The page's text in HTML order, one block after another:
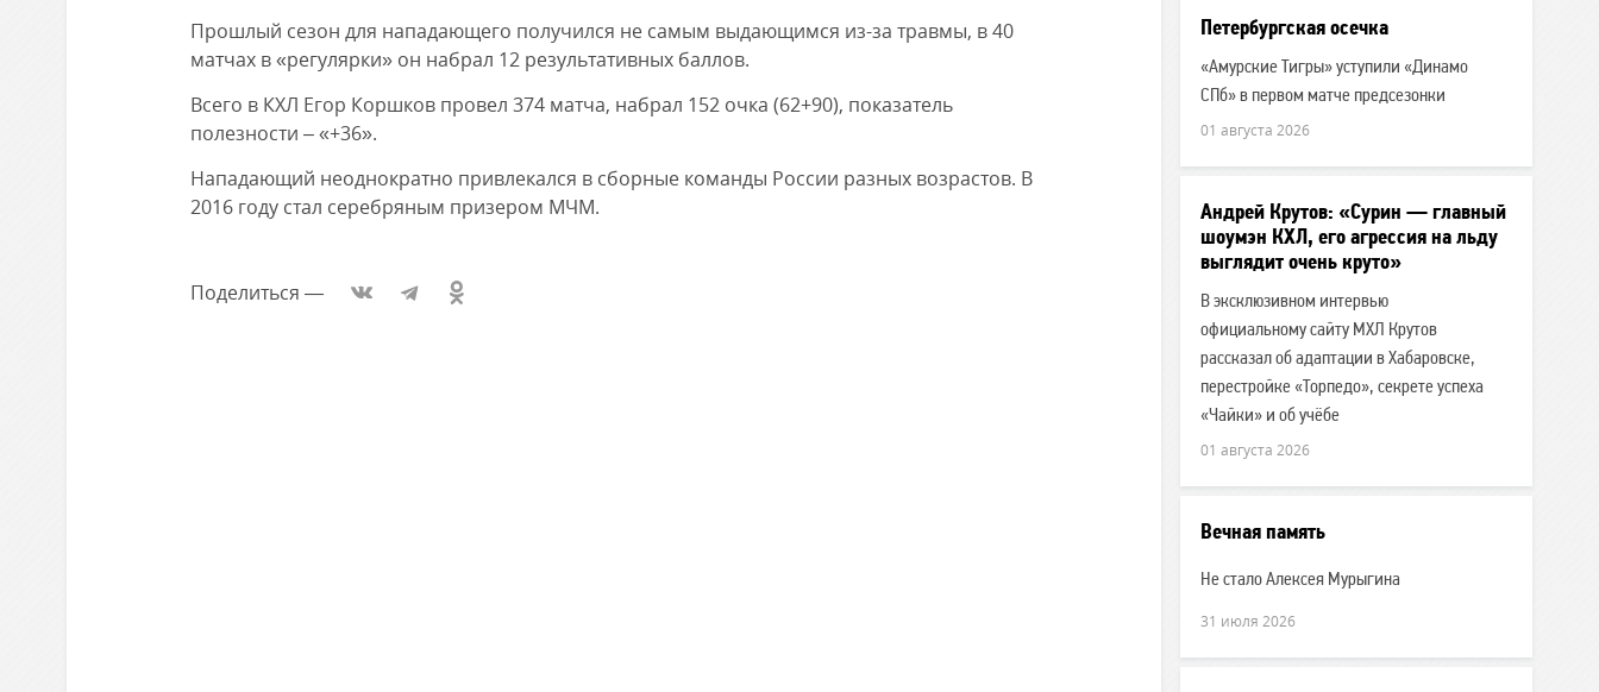
Прошлый сезон для нападающего получился не самым выдающимся из-за травмы, в 40
матчах в «регулярки» он набрал 12 результативных баллов.
Всего в КХЛ Егор Коршков провел 374 матча, набрал 152 очка (62+90), показатель
полезности – «+36».
Нападающий неоднократно привлекался в сборные команды России разных возрастов. В
2016 году стал серебряным призером МЧМ.
Поделиться —
Петербургская осечка
«Амурские Тигры» уступили «Динамо
СПб» в первом матче предсезонки
01 августа 2026
Андрей Крутов: «Сурин — главный
шоумэн КХЛ, его агрессия на льду
выглядит очень круто»
В эксклюзивном интервью
официальному сайту МХЛ Крутов
рассказал об адаптации в Хабаровске,
перестройке «Торпедо», секрете успеха
«Чайки» и об учёбе
01 августа 2026
Вечная память
Не стало Алексея Мурыгина
31 июля 2026